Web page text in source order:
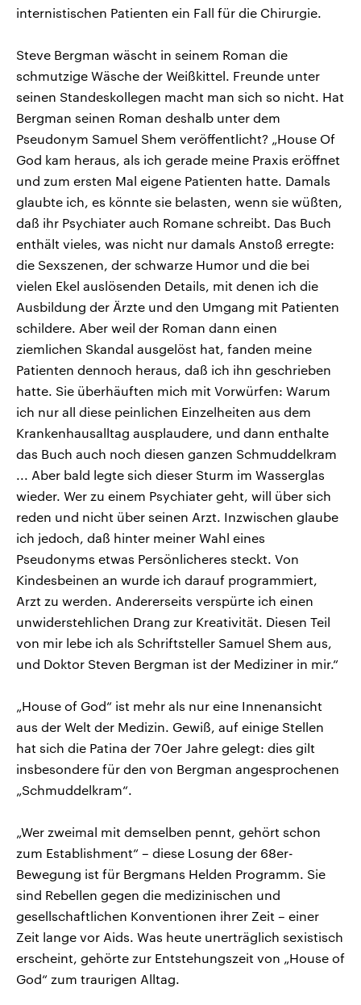
internistischen Patienten ein Fall für die Chirurgie.
Steve Bergman wäscht in seinem Roman die
schmutzige Wäsche der Weißkittel. Freunde unter
seinen Standeskollegen macht man sich so nicht. Hat
Bergman seinen Roman deshalb unter dem
Pseudonym Samuel Shem veröffentlicht? „House Of
God kam heraus, als ich gerade meine Praxis eröffnet
und zum ersten Mal eigene Patienten hatte. Damals
glaubte ich, es könnte sie belasten, wenn sie wüßten,
daß ihr Psychiater auch Romane schreibt. Das Buch
enthält vieles, was nicht nur damals Anstoß erregte:
die Sexszenen, der schwarze Humor und die bei
vielen Ekel auslösenden Details, mit denen ich die
Ausbildung der Ärzte und den Umgang mit Patienten
schildere. Aber weil der Roman dann einen
ziemlichen Skandal ausgelöst hat, fanden meine
Patienten dennoch heraus, daß ich ihn geschrieben
hatte. Sie überhäuften mich mit Vorwürfen: Warum
ich nur all diese peinlichen Einzelheiten aus dem
Krankenhausalltag ausplaudere, und dann enthalte
das Buch auch noch diesen ganzen Schmuddelkram
... Aber bald legte sich dieser Sturm im Wasserglas
wieder. Wer zu einem Psychiater geht, will über sich
reden und nicht über seinen Arzt. Inzwischen glaube
ich jedoch, daß hinter meiner Wahl eines
Pseudonyms etwas Persönlicheres steckt. Von
Kindesbeinen an wurde ich darauf programmiert,
Arzt zu werden. Andererseits verspürte ich einen
unwiderstehlichen Drang zur Kreativität. Diesen Teil
von mir lebe ich als Schriftsteller Samuel Shem aus,
und Doktor Steven Bergman ist der Mediziner in mir.“
„House of God“ ist mehr als nur eine Innenansicht
aus der Welt der Medizin. Gewiß, auf einige Stellen
hat sich die Patina der 70er Jahre gelegt: dies gilt
insbesondere für den von Bergman angesprochenen
„Schmuddelkram“.
„Wer zweimal mit demselben pennt, gehört schon
zum Establishment“ – diese Losung der 68er-
Bewegung ist für Bergmans Helden Programm. Sie
sind Rebellen gegen die medizinischen und
gesellschaftlichen Konventionen ihrer Zeit – einer
Zeit lange vor Aids. Was heute unerträglich sexistisch
erscheint, gehörte zur Entstehungszeit von „House of
God“ zum traurigen Alltag.